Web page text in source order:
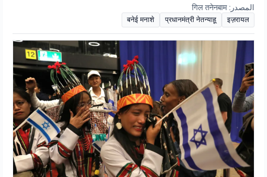
المصدر: गिल तनेनबाम
इज़रायल
प्रधानमंत्री नेतन्याहू
बनेई मनाशे